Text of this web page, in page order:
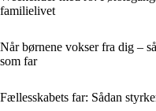
familielivet
Når børnene vokser fra dig –
som far
Fællesskabets far: Sådan